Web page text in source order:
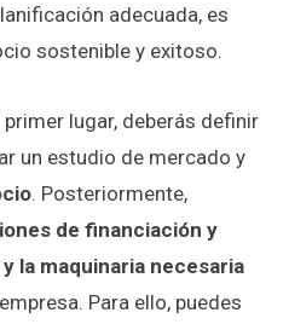
adecuada, es
sostenible y exitoso.
lugar, deberás definir
un estudio de mercado y
. Posteriormente,
de financiación y
la maquinaria necesaria
Para ello, puedes